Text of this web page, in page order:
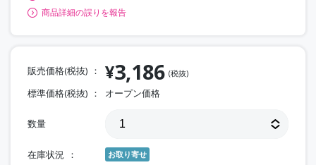
商品詳細の誤りを報告
販売価格(税抜) ¥3,186 (税抜)
標準価格(税抜) オープン価格
数量
在庫状況 お取り寄せ